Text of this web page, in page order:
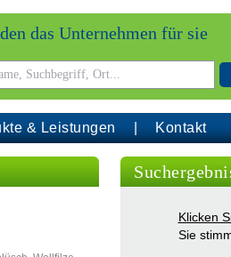
das Unternehmen für sie
& Leistungen Kontakt
Klicken
Sie